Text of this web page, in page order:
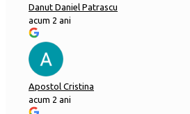
Danut Daniel Patrascu
acum 2 ani
Apostol Cristina
acum 2 ani